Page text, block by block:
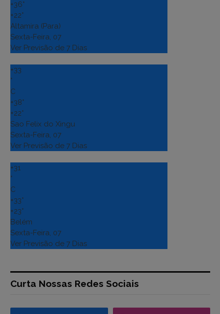
+36°
+22°
Altamira (Para)
Sexta-Feira, 07
Ver Previsão de 7 Dias
+33
°
C
+38°
+22°
Sao Felix do Xingu
Sexta-Feira, 07
Ver Previsão de 7 Dias
+31
°
C
+33°
+23°
Belém
Sexta-Feira, 07
Ver Previsão de 7 Dias
Curta Nossas Redes Sociais